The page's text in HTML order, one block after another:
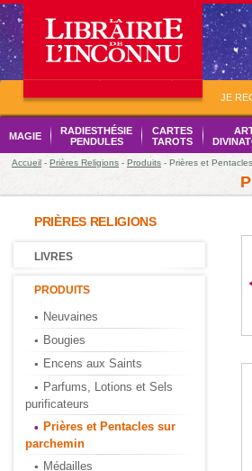
JE
MAGIE
RADIESTHÉSIE
PENDULES
CARTES
TAROTS
Accueil - Prières Religions - Produits - Prières et
PRIÈRES RELIGIONS
LIVRES
PRODUITS
Neuvaines
Bougies
Encens aux Saints
Parfums, Lotions et Sels
purificateurs
Prières et Pentacles sur
parchemin
Médailles